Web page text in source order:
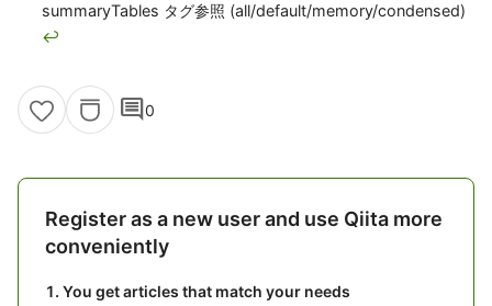
summaryTables タグ参照 (all/default/memory/condensed)
↩
comment0
Register as a new user and use Qiita more
conveniently
You get articles that match your needs